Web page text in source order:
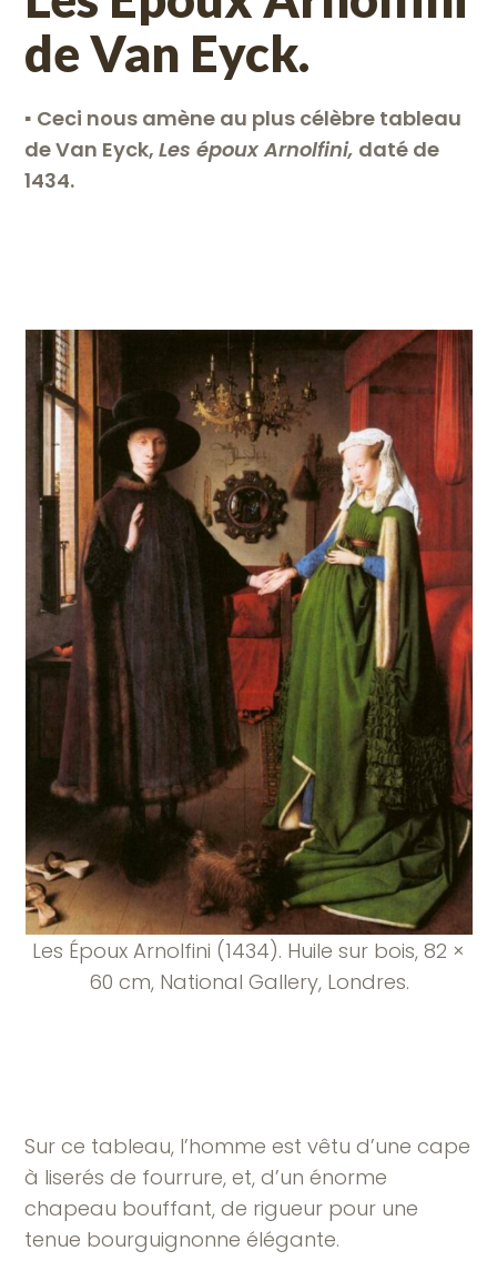
de Van Eyck.
▪︎ Ceci nous amène au plus célèbre tableau
de Van Eyck,Les époux Arnolfini, daté de
1434.
Les Époux Arnolfini (1434). Huile sur bois, 82 ×
60 cm, National Gallery, Londres.
Sur ce tableau, l’homme est vêtu d’une cape
à liserés de fourrure, et, d’un énorme
chapeau bouffant, de rigueur pour une
tenue bourguignonne élégante.